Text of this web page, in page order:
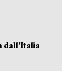
dall’Italia